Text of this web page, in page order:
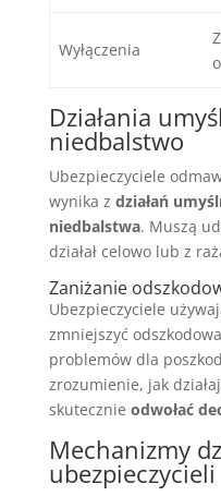
Wyłączenia
Działania
niedbalstwo
Ubezpieczyciele
wynika z działań
niedbalstwa. Muszą
działał celowo lub z
Zaniżanie
Ubezpieczyciele
zmniejszyć
problemów dla
zrozumienie, jak
skutecznie odwołać
Mechanizmy
ubezpieczycieli